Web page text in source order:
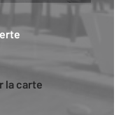
la carte